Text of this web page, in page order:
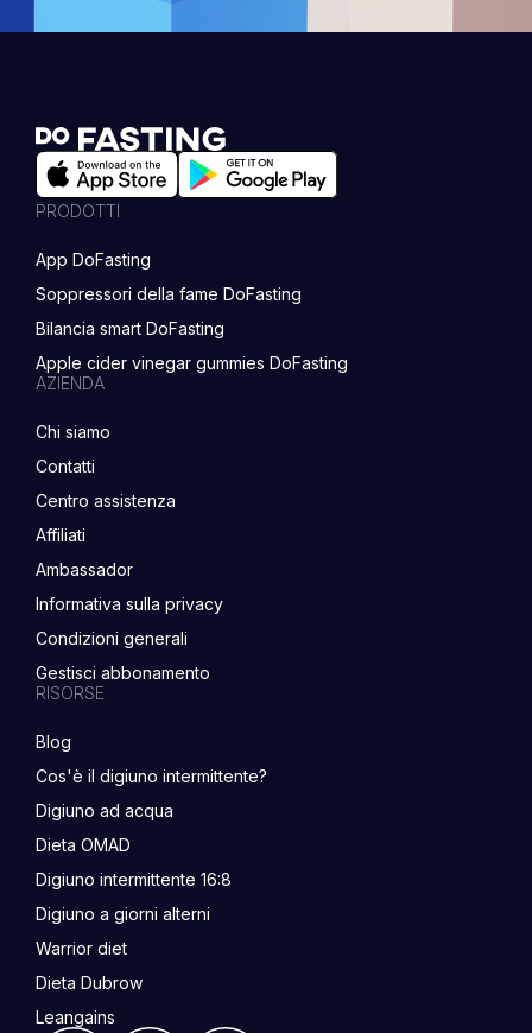
PRODOTTI
App DoFasting
Soppressori della fame DoFasting
Bilancia smart DoFasting
Apple cider vinegar gummies DoFasting
AZIENDA
Chi siamo
Contatti
Centro assistenza
Affiliati
Ambassador
Informativa sulla privacy
Condizioni generali
Gestisci abbonamento
RISORSE
Blog
Cos'è il digiuno intermittente?
Digiuno ad acqua
Dieta OMAD
Digiuno intermittente 16:8
Digiuno a giorni alterni
Warrior diet
Dieta Dubrow
Leangains